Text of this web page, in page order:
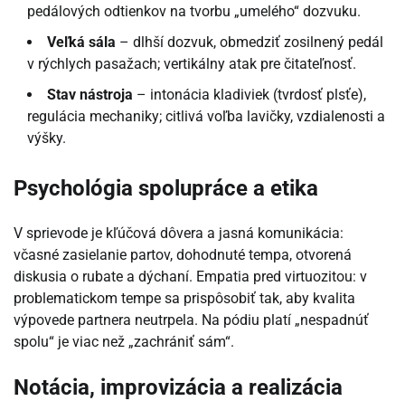
pedálových odtienkov na tvorbu „umelého“ dozvuku.
Veľká sála – dlhší dozvuk, obmedziť zosilnený pedál
v rýchlych pasažach; vertikálny atak pre čitateľnosť.
Stav nástroja – intonácia kladiviek (tvrdosť plsťe),
regulácia mechaniky; citlivá voľba lavičky, vzdialenosti a
výšky.
Psychológia spolupráce a etika
V sprievode je kľúčová dôvera a jasná komunikácia:
včasné zasielanie partov, dohodnuté tempa, otvorená
diskusia o rubate a dýchaní. Empatia pred virtuozitou: v
problematickom tempe sa prispôsobiť tak, aby kvalita
výpovede partnera neutrpela. Na pódiu platí „nespadnúť
spolu“ je viac než „zachrániť sám“.
Notácia, improvizácia a realizácia